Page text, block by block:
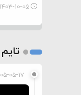
۱۴۰۳-۱۰-۰۵
۱۴۰۵-